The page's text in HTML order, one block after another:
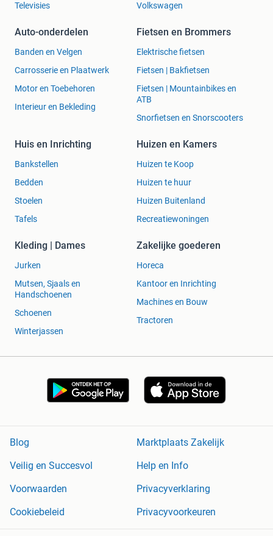
Televisies
Volkswagen
Auto-onderdelen
Banden en Velgen
Carrosserie en Plaatwerk
Motor en Toebehoren
Interieur en Bekleding
Fietsen en Brommers
Elektrische fietsen
Fietsen | Bakfietsen
Fietsen | Mountainbikes en
ATB
Snorfietsen en Snorscooters
Huis en Inrichting
Bankstellen
Bedden
Stoelen
Tafels
Huizen en Kamers
Huizen te Koop
Huizen te huur
Huizen Buitenland
Recreatiewoningen
Kleding | Dames
Jurken
Mutsen, Sjaals en
Handschoenen
Schoenen
Winterjassen
Zakelijke goederen
Horeca
Kantoor en Inrichting
Machines en Bouw
Tractoren
Blog
Marktplaats Zakelijk
Veilig en Succesvol
Help en Info
Voorwaarden
Privacyverklaring
Cookiebeleid
Privacyvoorkeuren